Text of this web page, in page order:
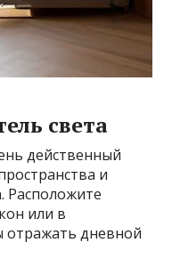
света
действенный
и
Расположите
или в
отражать дневной